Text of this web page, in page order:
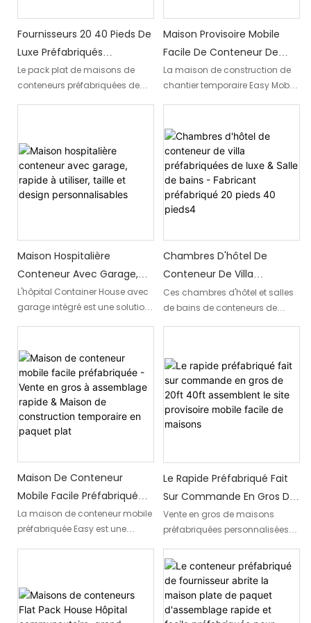
installations médicales sur les
chantiers de construction - Les
hôpitaux de campagne - Les
projets de santé
d'espaces de vie rentables et
personnalisables.
Fournisseurs 20 40 Pieds De
Luxe Préfabriqués
Conteneurs Maisons
Paquet Plat Utilisé Dans Le
Dortoir Scolaire, Dortoir
Le pack plat de maisons de
conteneurs préfabriquées de
pratiques adaptées aux
dortoirs scolaires, aux dortoirs
d'hôpitaux et aux dortoirs de
bureaux. Ces maisons
de vie pratique et confortable
pour diverses exigences
institutionnelles
Maison Provisoire Mobile
Facile De Conteneur De
Paquet Plat De Maison De
Construction De Site Pour
Le Bureau D'hôpital D'école
La maison de construction de
chantier temporaire Easy Mobile
hébergements temporaires tels
que des maisons, des
appartements et des maisons
en conteneurs. Grâce à sa
conception plate, il peut être
facilement transporté et
pour les écoles, les hôpitaux et
les bureaux ayant besoin d'un
abri temporaire.
Maison Hospitalière
Conteneur Avec Garage,
Rapide À Utiliser, Taille Et
Design Personnalisables
L'hôpital Container House avec
garage intégré est une solution
et facilement personnalisée
pour s'adapter à différentes
tailles et conceptions. Offrant
commodité et adaptabilité, cet
hôpital mobile innovant
garantit une assistance
tout lieu.
Chambres D'hôtel De
Conteneur De Villa
Préfabriquées De Luxe &
Salle De Bains - Fabricant
Préfabriqué 20 Pieds 40
Ces chambres d'hôtel et salles
de bains de conteneurs de
pieds. Offrant un mélange de
luxe et de commodité, ces
hébergements modulables
offrent un séjour confortable et
élégant aux clients.
Maison De Conteneur
Mobile Facile Préfabriquée -
Vente En Gros À
Assemblage Rapide &
Maison De Construction
La maison de conteneur mobile
préfabriquée Easy est une
rapidement assemblée et
démontée. Sa conception en
Le Rapide Préfabriqué Fait
Sur Commande En Gros De
20ft 40ft Assemblent Le
Site Provisoire Mobile Facile
De Maisons
Vente en gros de maisons
préfabriquées personnalisées
assemblage rapide, site
temporaire mobile facile"
propose des unités de
logement mobiles